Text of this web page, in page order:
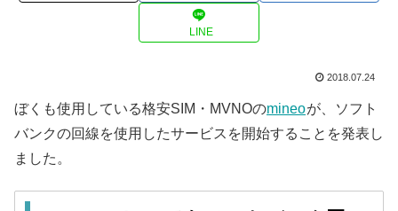
LINE
2018.07.24
ぼくも使用している格安SIM・MVNOのmineoが、ソフト
バンクの回線を使用したサービスを開始することを発表し
ました。